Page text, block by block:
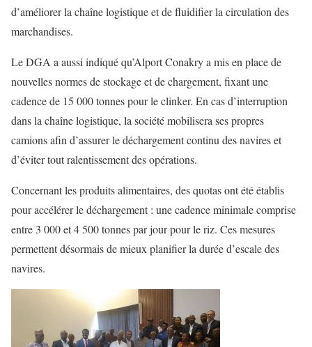
d’améliorer la chaîne logistique et de fluidifier la circulation des
marchandises.
Le DGA a aussi indiqué qu’Alport Conakry a mis en place de
nouvelles normes de stockage et de chargement, fixant une
cadence de 15 000 tonnes pour le clinker. En cas d’interruption
dans la chaîne logistique, la société mobilisera ses propres
camions afin d’assurer le déchargement continu des navires et
d’éviter tout ralentissement des opérations.
Concernant les produits alimentaires, des quotas ont été établis
pour accélérer le déchargement : une cadence minimale comprise
entre 3 000 et 4 500 tonnes par jour pour le riz. Ces mesures
permettent désormais de mieux planifier la durée d’escale des
navires.